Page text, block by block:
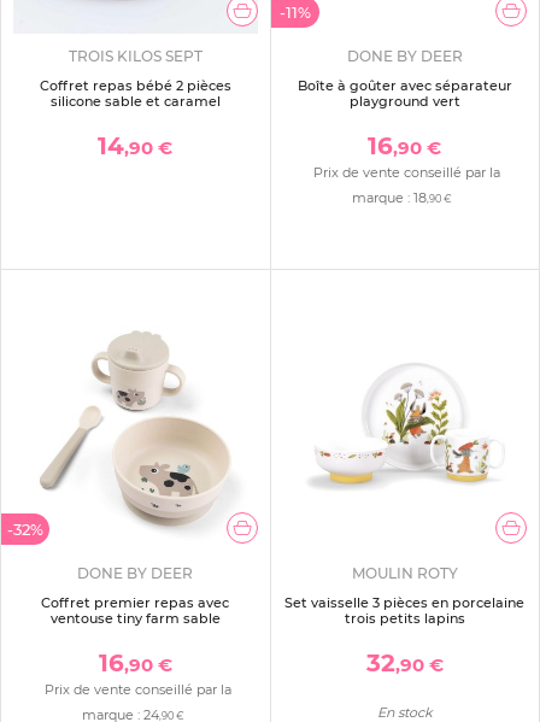
TROIS KILOS SEPT
Coffret repas bébé 2 pièces
silicone sable et caramel
14,90 €
-11%
DONE BY DEER
Boîte à goûter avec séparateur
playground vert
16,90 €
Prix de vente conseillé par la
marque :18,90 €
-32%
DONE BY DEER
Coffret premier repas avec
ventouse tiny farm sable
16,90 €
Prix de vente conseillé par la
marque : 24,90 €
MOULIN ROTY
Set vaisselle 3 pièces en porcelaine
trois petits lapins
32,90 €
En stock